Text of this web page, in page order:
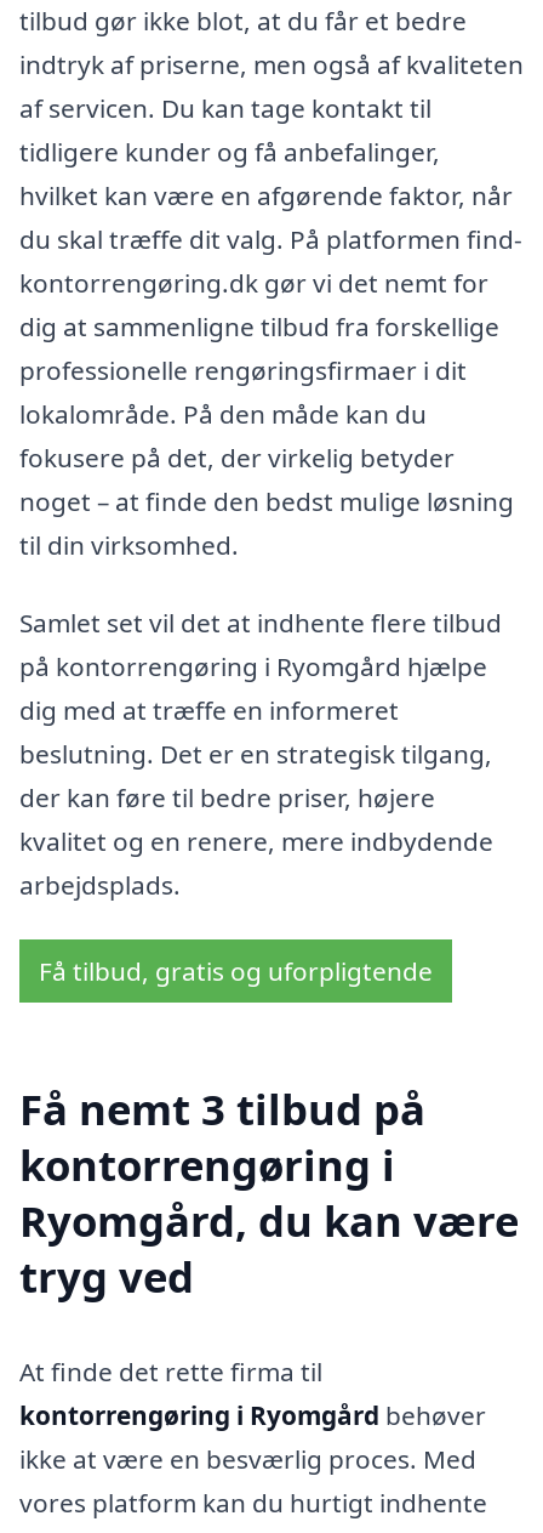
tilbud gør ikke blot, at du får et bedre
indtryk af priserne, men også af kvaliteten
af servicen. Du kan tage kontakt til
tidligere kunder og få anbefalinger,
hvilket kan være en afgørende faktor, når
du skal træffe dit valg. På platformen find-
kontorrengøring.dk gør vi det nemt for
dig at sammenligne tilbud fra forskellige
professionelle rengøringsfirmaer i dit
lokalområde. På den måde kan du
fokusere på det, der virkelig betyder
noget – at finde den bedst mulige løsning
til din virksomhed.
Samlet set vil det at indhente flere tilbud
på kontorrengøring i Ryomgård hjælpe
dig med at træffe en informeret
beslutning. Det er en strategisk tilgang,
der kan føre til bedre priser, højere
kvalitet og en renere, mere indbydende
arbejdsplads.
Få tilbud, gratis og uforpligtende
Få nemt 3 tilbud på
kontorrengøring i
Ryomgård, du kan være
tryg ved
At finde det rette firma til
kontorrengøring i Ryomgård behøver
ikke at være en besværlig proces. Med
vores platform kan du hurtigt indhente